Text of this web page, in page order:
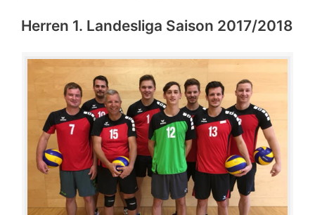
Herren 1. Landesliga Saison 2017/2018